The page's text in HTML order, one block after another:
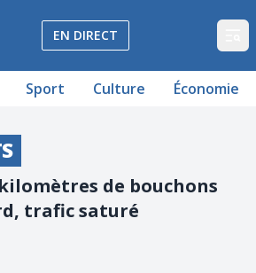
régionale Vaud et Fribourg
EN DIRECT
Sport Culture Économie
de bouchons
trafic saturé